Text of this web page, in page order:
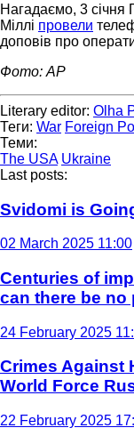
Нагадаємо, 3 січня
Міллі провели
доповів про
Фото: AP
Literary editor: Olha
Теги: War Foreign
Теми:
The USA Ukraine
Last posts:
Svidomi is
02 March 2025 11:00
Centuries of
can there be no
24 February 2025
Crimes Against
World Force
22 February 2025